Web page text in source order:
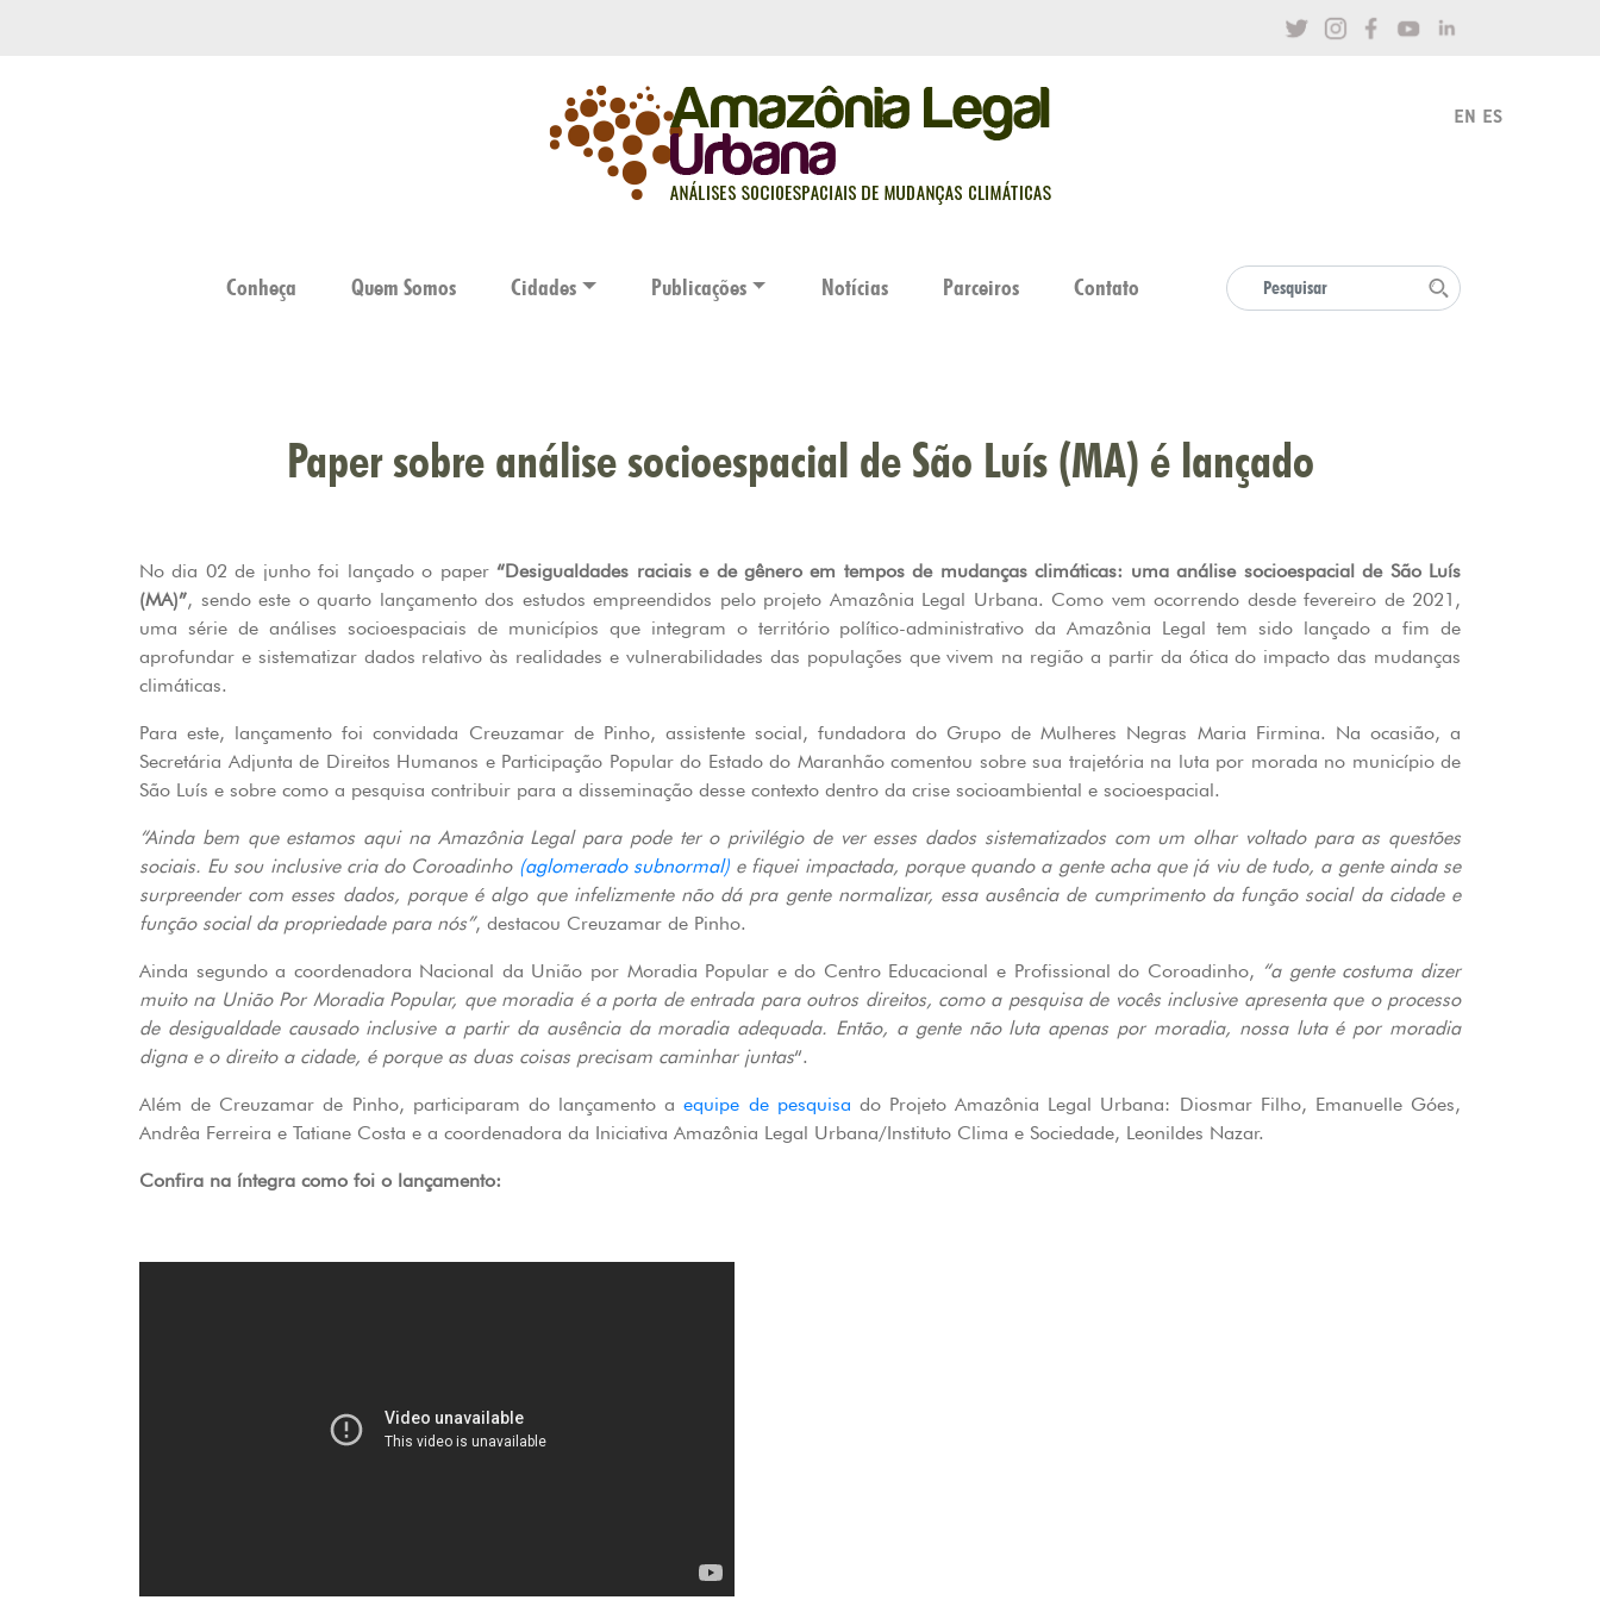
Conheça Quem Somos Cidades Publicações Notícias Parceiros Contato
Paper sobre análise socioespacial de São Luís (MA) é lançado
No dia 02 de junho foi lançado o paper“Desigualdades raciais e de gênero em tempos de mudanças climáticas: uma análise socioespacial de São Luís
(MA)”, sendo este o quarto lançamento dos estudos empreendidos pelo projeto Amazônia Legal Urbana. Como vem ocorrendo desde fevereiro de 2021,
uma série de análises socioespaciais de municípios que integram o território político-administrativo da Amazônia Legal tem sido lançado a fim de
aprofundar e sistematizar dados relativo às realidades e vulnerabilidades das populações que vivem na região a partir da ótica do impacto das mudanças
climáticas.
Para este, lançamento foi convidada Creuzamar de Pinho, assistente social, fundadora do Grupo de Mulheres Negras Maria Firmina. Na ocasião, a
Secretária Adjunta de Direitos Humanos e Participação Popular do Estado do Maranhão comentou sobre sua trajetória na luta por morada no município de
São Luís e sobre como a pesquisa contribuir para a disseminação desse contexto dentro da crise socioambiental e socioespacial.
“Ainda bem que estamos aqui na Amazônia Legal para pode ter o privilégio de ver esses dados sistematizados com um olhar voltado para as questões
sociais. Eu sou inclusive cria do Coroadinho (aglomerado subnormal)e fiquei impactada, porque quando a gente acha que já viu de tudo, a gente ainda se
surpreender com esses dados, porque é algo que infelizmente não dá pra gente normalizar, essa ausência de cumprimento da função social da cidade e
função social da propriedade para nós”, destacou Creuzamar de Pinho.
Ainda segundo a coordenadora Nacional da União por Moradia Popular e do Centro Educacional e Profissional do Coroadinho, “a gente costuma dizer
muito na União Por Moradia Popular, que moradia é a porta de entrada para outros direitos, como a pesquisa de vocês inclusive apresenta que o processo
de desigualdade causado inclusive a partir da ausência da moradia adequada. Então, a gente não luta apenas por moradia, nossa luta é por moradia
digna e o direito a cidade, é porque as duas coisas precisam caminhar juntas“.
Além de Creuzamar de Pinho, participaram do lançamento aequipe de pesquisa do Projeto Amazônia Legal Urbana: Diosmar Filho, Emanuelle Góes,
Andrêa Ferreira e Tatiane Costa e a coordenadora da Iniciativa Amazônia Legal Urbana/Instituto Clima e Sociedade, Leonildes Nazar.
Confira na íntegra como foi o lançamento: